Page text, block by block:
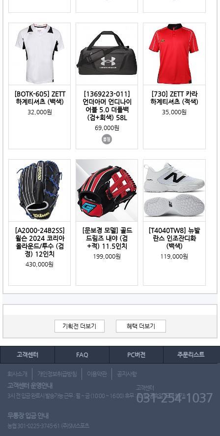
[BOTK-605] ZETT
하계티셔츠 (백색)
32,000원
[1369223-011]
언더아머 언디나이
어블 5.0 더플백
(검+회색) 58L
69,000원
[730] ZETT 카라
하계티셔츠 (적색)
35,000원
[A2000-24B2SS]
윌슨 2024 코리아
올라운드/투수 (검
정) 12인치
430,000원
[문보경 모델] 골드
드림즈 내야 (검
+적) 11.5인치
199,000원
[T4040TW8] 뉴발
란스 인조잔디화
(백색)
119,000원
기획전 더보기 혜택 더보기
고객센터 FAQ PC버전 주문리스트
회사소개 개인정보취급방침 이용약관 공지사항
고객센터 운영안내
3시 전 입금 완료시 발송가능 근무 : 월 ~ 금 (10:00 ~ 16:00) 휴무 : 토, 일, 공휴일 (도매 불가)
고객센터
031-254-1037
무통장 입금 안내
농협 301-0225-3745-61 (주)SM스포츠